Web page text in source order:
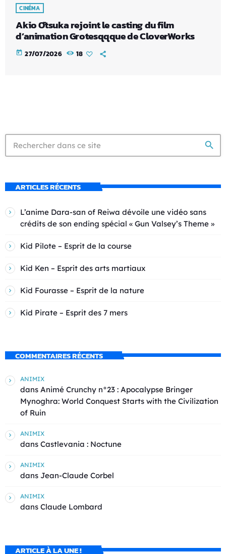
CINÉMA
Akio Ōtsuka rejoint le casting du film
d’animation Grotesqqque de CloverWorks
today 27/07/2026 18
search
ARTICLES RÉCENTS
L’anime Dara-san of Reiwa dévoile une vidéo sans
crédits de son ending spécial « Gun Valsey’s Theme »
Kid Pilote – Esprit de la course
Kid Ken – Esprit des arts martiaux
Kid Fourasse – Esprit de la nature
Kid Pirate – Esprit des 7 mers
COMMENTAIRES RÉCENTS
ANIMIX
dans Animé Crunchy n°23 : Apocalypse Bringer
Mynoghra: World Conquest Starts with the Civilization
of Ruin
ANIMIX
dans Castlevania : Noctune
ANIMIX
dans Jean-Claude Corbel
ANIMIX
dans Claude Lombard
ARTICLE À LA UNE !